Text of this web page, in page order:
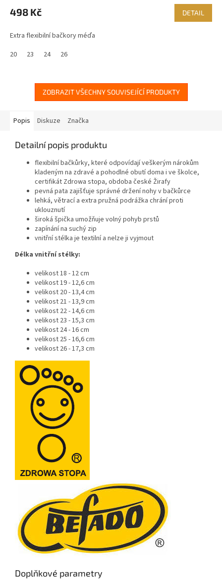
498 Kč DETAIL
Extra flexibilní bačkory méďa
20
23 24 26
ZOBRAZIT VŠECHNY SOUVISEJÍCÍ PRODUKTY
Popis Diskuze Značka
Detailní popis produktu
flexibilní bačkůrky, které odpovídají veškerým nárokům
kladeným na zdravé a pohodlné obutí doma i ve školce,
certifikát Zdrowa stopa, obdoba české Žirafy
pevná pata zajišťuje správné držení nohy v bačkůrce
lehká, větrací a extra pružná podrážka chrání proti
uklouznutí
široká špička umožňuje volný pohyb prstů
zapínání na suchý zip
vnitřní stélka je textilní a nelze ji vyjmout
Délka vnitřní stélky:
velikost 18 - 12 cm
velikost 19 - 12,6 cm
velikost 20 - 13,4 cm
velikost 21 - 13,9 cm
velikost 22 - 14,6 cm
velikost 23 - 15,3 cm
velikost 24 - 16 cm
velikost 25 - 16,6 cm
velikost 26 - 17,3 cm
Doplňkové parametry